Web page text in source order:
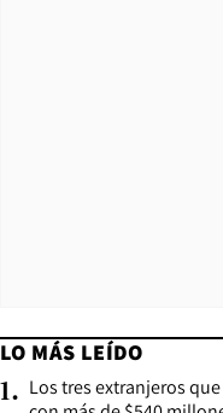
LO MÁS LEÍDO
1. Los tres extranjeros